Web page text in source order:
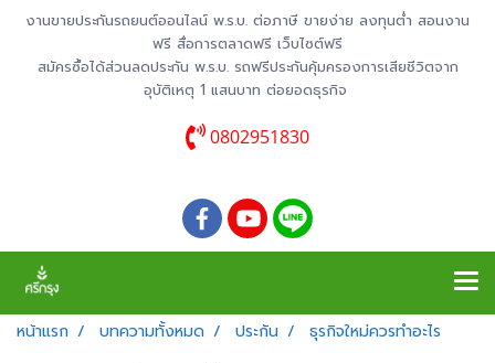
งานขายประกันรถยนต์ออนไลน์ พ.ร.บ. ต่อภาษี ขายง่าย ลงทุนต่ำ สอนงาน
ฟรี สื่อการตลาดฟรี เว็บไซต์ฟรี
สมัครซื้อได้ส่วนลดประกัน พ.ร.บ. รถฟรีประกันคุ้มครองการเสียชีวิตจาก
อุบัติเหตุ 1 แสนบาท ต่อยอดธุรกิจ
0802951830
หน้าแรก บทความทั้งหมด ประกัน ธุรกิจใหม่ควรทำอะไร